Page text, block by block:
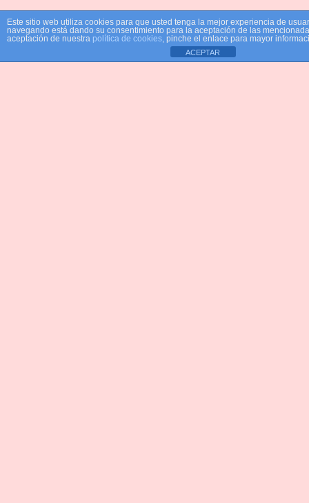
Este sitio web utiliza cookies para que usted tenga la mejor experiencia de
navegando está dando su consentimiento para la aceptación de las
aceptación de nuestra política de cookies, pinche el enlace para mayor
ACEPTAR